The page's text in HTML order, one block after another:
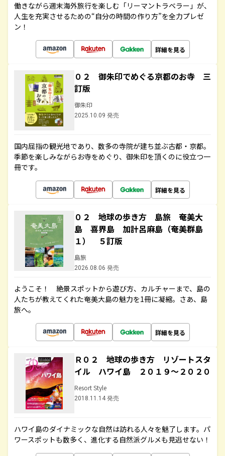
働きながら週末海外旅行を楽しむ「リーマントラベラー」が、
人生を充実させるための“自分の時間の作り方”を全力プレゼ
ン！
詳細を見る
０２ 御朱印でめぐる京都のお寺 三
訂版
御朱印
2025.10.09 発売
国内屈指の観光地であり、数多の寺院が建ち並ぶ古都・京都。
季節を楽しみながらお寺をめぐり、御朱印を頂くのに役立つ一
冊です。
詳細を見る
０２ 地球の歩き方 島旅 奄美大
島 喜界島 加計呂麻島（奄美群島
１） ５訂版
島旅
2026.08.06 発売
ようこそ！ 絶景スポットから遊び方、カルチャーまで、島の
人たちが教えてくれた奄美大島の魅力を1冊に凝縮。さあ、島
旅へ。
詳細を見る
Ｒ０２ 地球の歩き方 リゾートスタ
イル ハワイ島 ２０１９～２０２０
Resort Style
2018.11.14 発売
ハワイ島のダイナミックな自然は訪れる人々を魅了します。パ
ワースポットも数多く、進化する自然派グルメも見逃せない！